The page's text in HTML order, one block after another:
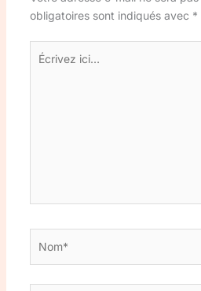
obligatoires sont indiqués avec *
Écrivez
ici…